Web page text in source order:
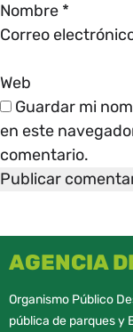
Nombre *
Correo
Web
Guardar mi
en este
comentario.
AGENCIA
Organismo Público
pública de parques y